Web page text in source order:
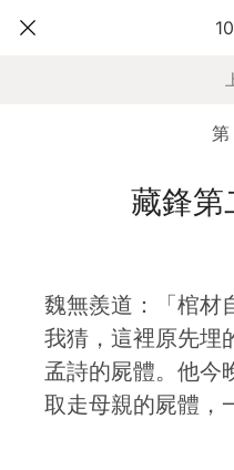
第
藏鋒第
魏無羨道：「棺材
我猜，這裡原先埋
孟詩的屍體。他今
取走母親的屍體，